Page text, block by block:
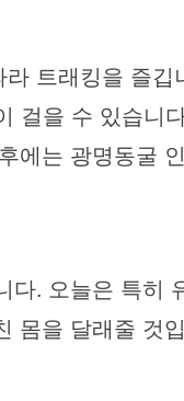
트래킹을 즐깁
걸을 수 있습니
에는 광명동굴
다. 오늘은 특히
몸을 달래줄 것